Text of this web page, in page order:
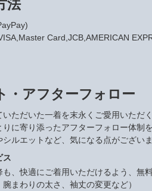
法
Card,JCB,AMERICAN
・アフターフォロー
ただいた一着を末永くご愛用いただく
に寄り添ったアフターフォロー体制
ルエットなど、気になる点がござい
ス
、快適にご着用いただけるよう、無
腕まわりの太さ、袖丈の変更など）